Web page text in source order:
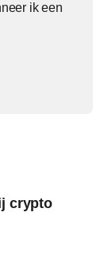
ik een
crypto